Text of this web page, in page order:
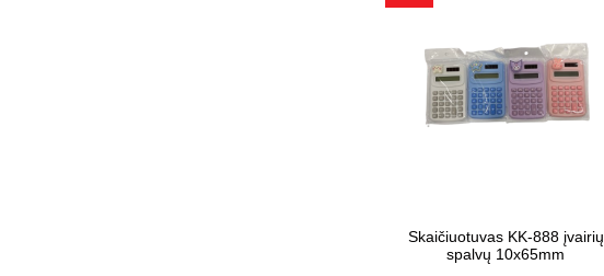
Skaičiuotuvas KK-888 įvairių
spalvų 10x65mm